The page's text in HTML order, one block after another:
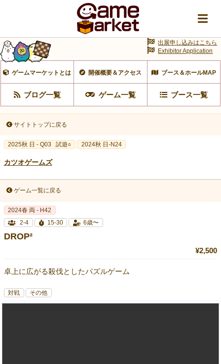
ゲームマーケットとは 開催概要＆アクセス ブース＆ホールMAP
ブログ一覧 ゲーム一覧 ブース一覧
出展申し込みはこちら
Exhibitor Application
サイトトップに戻る
2025秋 日 - Q03 試遊○ 2024秋 日-N24
カツオゲームズ
ゲーム一覧に戻る
2024春 両 - H42
2-4
15-30 6歳〜
DROP²
¥2,500
卓上に広がる殺伐としたパズルゲーム
対戦 その他